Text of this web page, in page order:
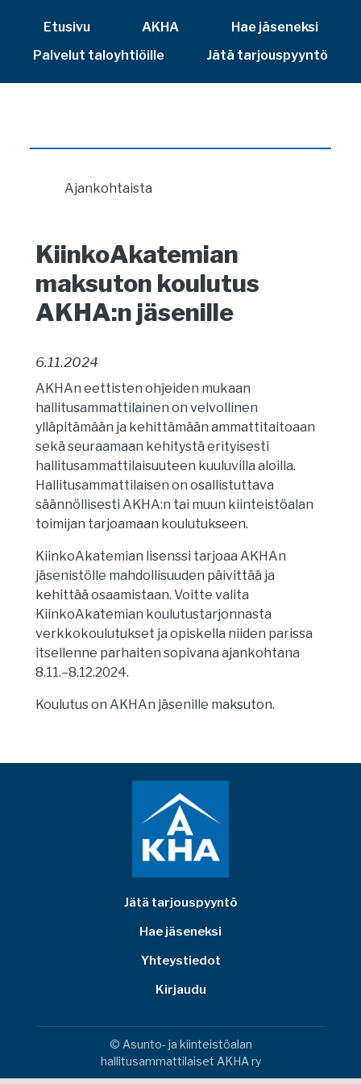
Etusivu AKHA
Hae jäseneksi
Palvelut taloyhtiöille
Jätä tarjouspyyntö
Ajankohtaista
KiinkoAkatemian
maksuton koulutus
AKHA:n jäsenille
6.11.2024
AKHAn eettisten ohjeiden mukaan
hallitusammattilainen on velvollinen
ylläpitämään ja kehittämään ammattitaitoaan
sekä seuraamaan kehitystä erityisesti
hallitusammattilaisuuteen kuuluvilla aloilla.
Hallitusammattilaisen on osallistuttava
säännöllisesti AKHA:n tai muun kiinteistöalan
toimijan tarjoamaan koulutukseen.
KiinkoAkatemian lisenssi tarjoaa AKHAn
jäsenistölle mahdollisuuden päivittää ja
kehittää osaamistaan. Voitte valita
KiinkoAkatemian koulutustarjonnasta
verkkokoulutukset ja opiskella niiden parissa
itsellenne parhaiten sopivana ajankohtana
8.11.–8.12.2024.
Koulutus on AKHAn jäsenille maksuton.
Jätä tarjouspyyntö
Hae jäseneksi
Yhteystiedot
Kirjaudu
© Asunto- ja kiinteistöalan
hallitusammattilaiset AKHA ry